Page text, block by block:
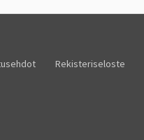
Rekisteriseloste